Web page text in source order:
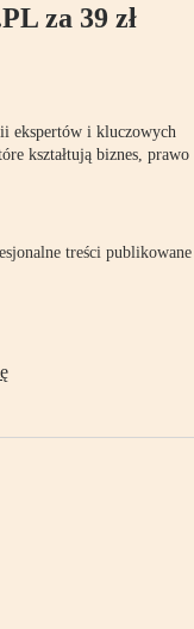
za 39 zł
ekspertów i kluczowych
kształtują biznes, prawo
treści publikowane